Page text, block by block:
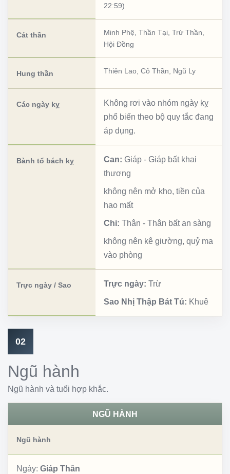
22:59)
Cát thần Minh Phệ Thần Tại Trừ Thần
Hội Đồng
Hung thần Thiên Lao Cô Thần Ngũ Ly
Các ngày kỵ
Không rơi vào nhóm ngày kỵ
phổ biến theo bộ quy tắc đang
áp dụng.
Bành tổ bách kỵ Can: Giáp - Giáp bất khai
thương
không nên mở kho, tiền của
hao mất
Chi: Thân - Thân bất an sàng
không nên kê giường, quỷ ma
vào phòng
Trực ngày / Sao Trực ngày: Trừ
Sao Nhị Thập Bát Tú: Khuê
02
Ngũ hành
Ngũ hành và tuổi hợp khắc.
NGŨ HÀNH
Ngũ hành
Ngày: Giáp Thân